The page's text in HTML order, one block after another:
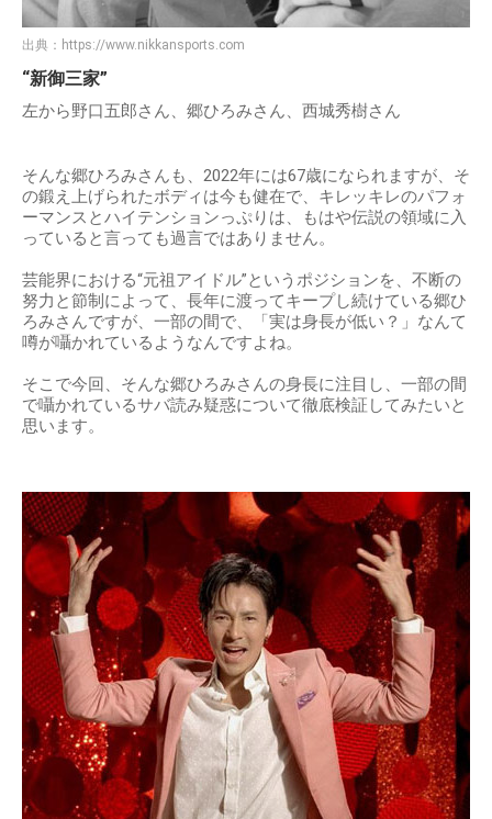
出典： https://www.nikkansports.com
“新御三家”
左から野口五郎さん、郷ひろみさん、西城秀樹さん
そんな郷ひろみさんも、2022年には67歳になられますが、そ
の鍛え上げられたボディは今も健在で、キレッキレのパフォ
ーマンスとハイテンションっぷりは、もはや伝説の領域に入
っていると言っても過言ではありません。
芸能界における“元祖アイドル”というポジションを、不断の
努力と節制によって、長年に渡ってキープし続けている郷ひ
ろみさんですが、一部の間で、「実は身長が低い？」なんて
噂が囁かれているようなんですよね。
そこで今回、そんな郷ひろみさんの身長に注目し、一部の間
で囁かれているサバ読み疑惑について徹底検証してみたいと
思います。